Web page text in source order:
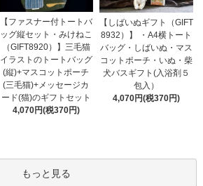
【ファスナー付トートバ
ッグ縦セット・みけねこ
（GIFT8920）】三毛猫
イラストのトートバッグ
(縦)+マスコットポーチ
(三毛猫)+メッセージカ
ード(猫)のギフトセット
4,070円(税370円)
【しばいぬギフト（GIFT
8932）】 ・A4横トート
バッグ・しばいぬ・マス
コットポーチ・いぬ・柴
犬バスギフト(入浴剤５
包入）
4,070円(税370円)
もっと見る